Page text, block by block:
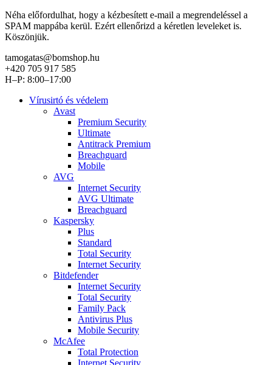
Néha előfordulhat, hogy a kézbesített e-mail a megrendeléssel a
SPAM mappába kerül. Ezért ellenőrizd a kéretlen leveleket is.
Köszönjük.
tamogatas@bomshop.hu
+420 705 917 585
H–P: 8:00–17:00
Vírusirtó és védelem
Avast
Premium Security
Ultimate
Antitrack Premium
Breachguard
Mobile
AVG
Internet Security
AVG Ultimate
Breachguard
Kaspersky
Plus
Standard
Total Security
Internet Security
Bitdefender
Internet Security
Total Security
Family Pack
Antivirus Plus
Mobile Security
McAfee
Total Protection
Internet Security